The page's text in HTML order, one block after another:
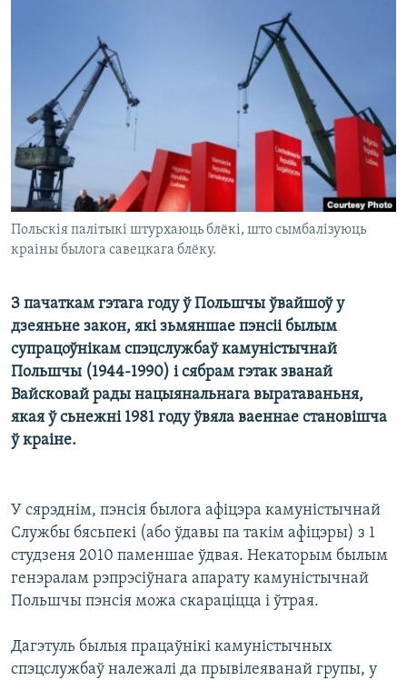
НА ХВАЛЯХ СВАБОДЫ
Польскія палітыкі штурхаюць блёкі, што сымбалізуюць
краіны былога савецкага блёку.
З пачаткам гэтага году ў Польшчы ўвайшоў у
дзеяньне закон, які зьмяншае пэнсіі былым
супрацоўнікам спэцслужбаў камуністычнай
Польшчы (1944-1990) і сябрам гэтак званай
Вайсковай рады нацыянальнага выратаваньня,
якая ў сьнежні 1981 году ўвяла ваеннае становішча
ў краіне.
У сярэднім, пэнсія былога афіцэра камуністычнай
Службы бясьпекі (або ўдавы па такім афіцэры) з 1
студзеня 2010 паменшае ўдвая. Некаторым былым
генэралам рэпрэсіўнага апарату камуністычнай
Польшчы пэнсія можа скараціцца і ўтрая.
Дагэтуль былыя працаўнікі камуністычных
спэцслужбаў належалі да прывілеяванай групы, у